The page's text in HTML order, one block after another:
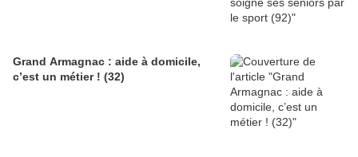
Grand Armagnac : aide à domicile,
c’est un métier ! (32)